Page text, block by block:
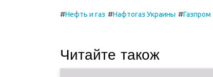
#Нефть и газ #Нафтогаз Украины #Газпром
Читайте також